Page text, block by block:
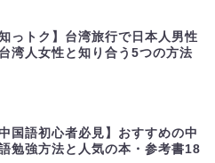
知っトク】台湾旅行で日本人男性
湾人女性と知り合う5つの方法
中国語初心者必見】おすすめの中
勉強方法と人気の本・参考書18